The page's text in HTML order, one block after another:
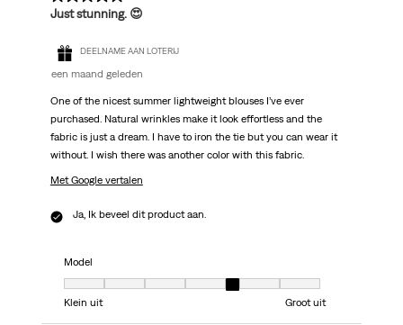
Just stunning. 😍
DEELNAME AAN LOTERIJ
een maand geleden
One of the nicest summer lightweight blouses I’ve ever
purchased. Natural wrinkles make it look effortless and the
fabric is just a dream. I have to iron the tie but you can wear it
without. I wish there was another color with this fabric.
Met Google vertalen
Ja, Ik beveel dit product aan.
Model
Model, 5 van 7, waarbij 1 gelijk is aan Klein uit en 7 gelijk is aan Groot uit
Klein uit
Groot uit